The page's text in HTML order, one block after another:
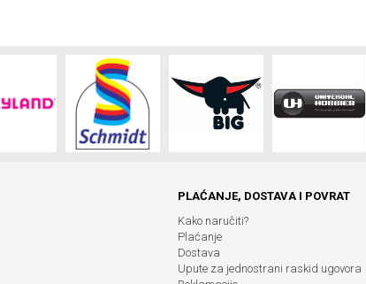
PLAĆANJE, DOSTAVA I POVRAT
Kako naručiti?
Plaćanje
Dostava
Upute za jednostrani raskid ugovora